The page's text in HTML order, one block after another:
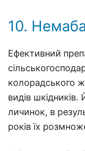
10.
Ефективний
колорадського
видів
личинок, в
років їх